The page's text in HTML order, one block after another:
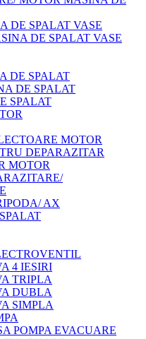
DE SPALAT VASE
DE SPALAT VASE
DE SPALAT
DE SPALAT
SPALAT
MOTOR
DEPARAZITAR
MOTOR
AX
4 IESIRI
TRIPLA
DUBLA
SIMPLA
POMPA EVACUARE